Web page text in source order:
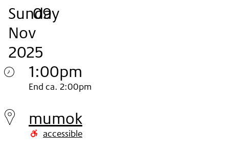
Sunday
, 09
.
Nov
2025
.
1:00pm
Sunday
09.
Nov
End ca. 2:00pm
mumok
accessible